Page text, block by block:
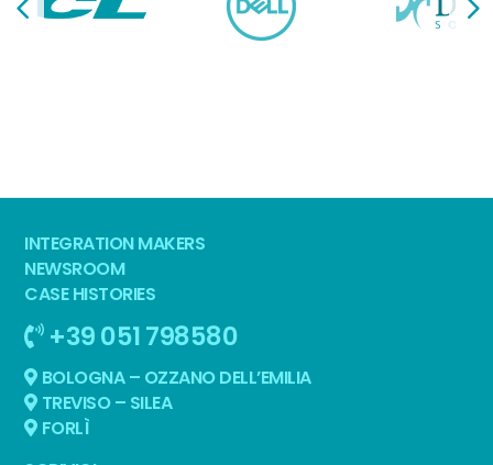
INTEGRATION MAKERS
NEWSROOM
CASE HISTORIES
+39 051 798580
BOLOGNA – OZZANO DELL’EMILIA
TREVISO – SILEA
FORLÌ